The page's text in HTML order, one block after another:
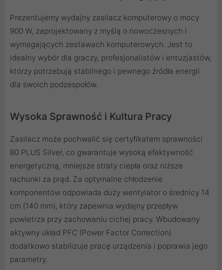
Prezentujemy wydajny zasilacz komputerowy o mocy
900 W, zaprojektowany z myślą o nowoczesnych i
wymagających zestawach komputerowych. Jest to
idealny wybór dla graczy, profesjonalistów i entuzjastów,
którzy potrzebują stabilnego i pewnego źródła energii
dla swoich podzespołów.
Wysoka Sprawność i Kultura Pracy
Zasilacz może pochwalić się certyfikatem sprawności
80 PLUS Silver, co gwarantuje wysoką efektywność
energetyczną, mniejsze straty ciepła oraz niższe
rachunki za prąd. Za optymalne chłodzenie
komponentów odpowiada duży wentylator o średnicy 14
cm (140 mm), który zapewnia wydajny przepływ
powietrza przy zachowaniu cichej pracy. Wbudowany
aktywny układ PFC (Power Factor Correction)
dodatkowo stabilizuje pracę urządzenia i poprawia jego
parametry.